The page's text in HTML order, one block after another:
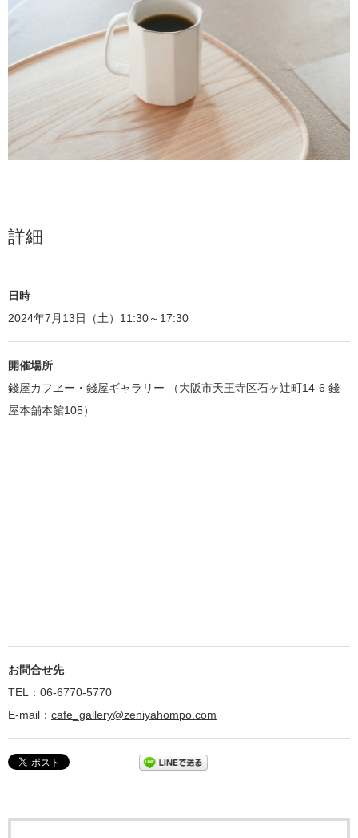
詳細
日時
2024年7月13日（土）11:30～17:30
開催場所
錢屋カフヱー・錢屋ギャラリー （大阪市天王寺区石ヶ辻町14-6 錢
屋本舗本館105）
お問合せ先
TEL：06-6770-5770
E-mail： cafe_gallery@zeniyahompo.com